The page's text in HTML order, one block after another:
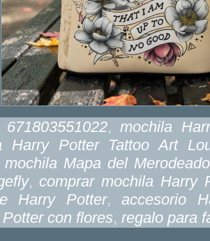
671803551022,mochila
Harry Potter Tattoo Art
mochila Mapa del
, comprar mochila Harry
Harry Potter,accesorio
con flores, regalo para